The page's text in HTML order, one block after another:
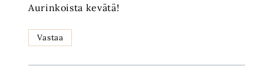
Aurinkoista kevätä!
Vastaa